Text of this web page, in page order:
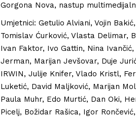
Gorgona Nova, nastup
Umjetnici: Getulio Alviani, Vojin
Tomislav Ćurković, Vlasta Delimar,
Ivan Faktor, Ivo Gattin, Nina
Jerman, Marijan Jevšovar, Duje
IRWIN, Julije Knifer, Vlado Kristl,
Luketić, David Maljković, Marijan
Paula Muhr, Edo Murtić, Dan Oki,
Picelj, Božidar Rašica, Igor